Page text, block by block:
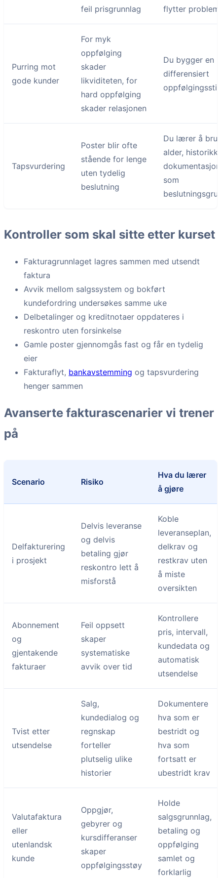
feil prisgrunnlag flytter
Purring mot
gode kunder
For myk
oppfølging
skader
likviditeten, for
hard oppfølging
skader relasjonen
Du bygger en
differensiert
Tapsvurdering
Poster blir ofte
stående for lenge
uten tydelig
beslutning
Du lærer å
alder, historikk
dokumentasjon
som
Kontroller som skal sitte etter kurset
Fakturagrunnlaget lagres sammen med utsendt
faktura
Avvik mellom salgssystem og bokført
kundefordring undersøkes samme uke
Delbetalinger og kreditnotaer oppdateres i
reskontro uten forsinkelse
Gamle poster gjennomgås fast og får en tydelig
eier
Fakturaflyt, bankavstemming og tapsvurdering
henger sammen
Avanserte fakturascenarier vi trener
på
Scenario Risiko
Hva du lærer
å gjøre
Delfakturering
i prosjekt
Delvis leveranse
og delvis
betaling gjør
reskontro lett å
misforstå
Koble
leveranseplan,
delkrav og
restkrav uten
å miste
oversikten
Abonnement
og
gjentakende
fakturaer
Feil oppsett
skaper
systematiske
avvik over tid
Kontrollere
pris, intervall,
kundedata og
automatisk
utsendelse
Tvist etter
utsendelse
Salg,
kundedialog og
regnskap
forteller
plutselig ulike
historier
Dokumentere
hva som er
bestridt og
hva som
fortsatt er
ubestridt krav
Valutafaktura
eller
utenlandsk
kunde
Oppgjør,
gebyrer og
kursdifferanser
skaper
oppfølgingsstøy
Holde
salgsgrunnlag,
betaling og
oppfølging
samlet og
forklarlig